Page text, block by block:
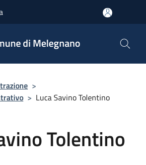
di Melegnano
>
> Luca Savino Tolentino
Tolentino